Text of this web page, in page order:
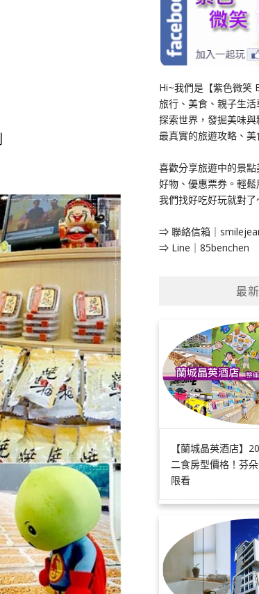
Hi~我們是【紫色微笑
旅行、美食、親子生活
探索世界，發掘美味
最真實的旅遊攻略、美
喜歡分享旅遊中的景
好物、優惠票券。輕
我們找好吃好玩就對了
⇒ 聯絡信箱｜
⇒ Line｜85benchen
最
【蘭城晶英酒店】
二食房型價格！芬
限看